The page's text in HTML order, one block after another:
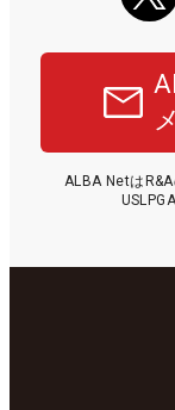
ALBA Netは